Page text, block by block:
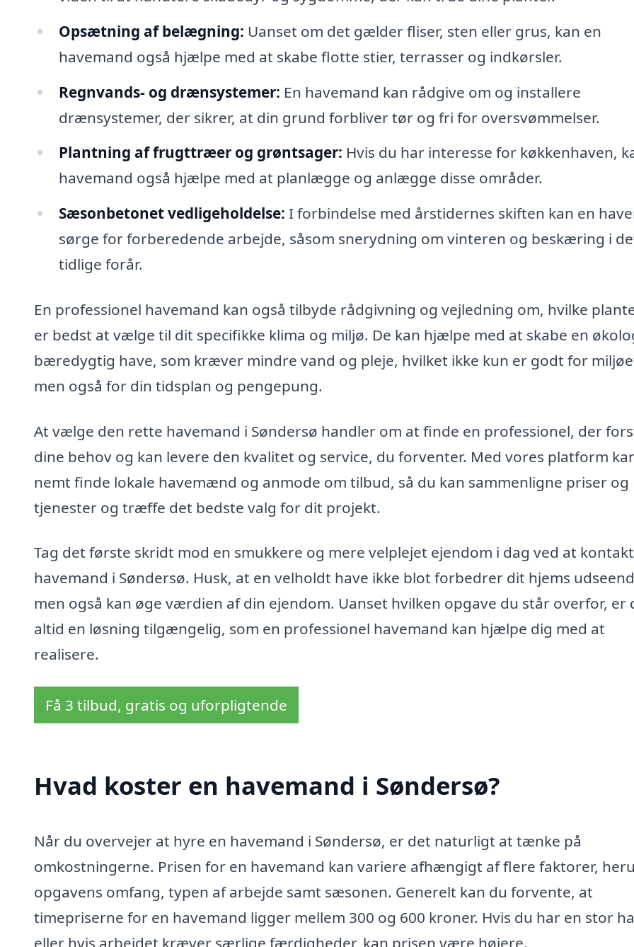
Opsætning af belægning: Uanset om det gælder fliser, sten eller grus, kan en
havemand også hjælpe med at skabe flotte stier, terrasser og indkørsler.
Regnvands- og drænsystemer: En havemand kan rådgive om og installere
drænsystemer, der sikrer, at din grund forbliver tør og fri for oversvømmelser.
Plantning af frugttræer og grøntsager: Hvis du har interesse for køkkenhaven,
havemand også hjælpe med at planlægge og anlægge disse områder.
Sæsonbetonet vedligeholdelse: I forbindelse med årstidernes skiften kan en
sørge for forberedende arbejde, såsom snerydning om vinteren og beskæring i
tidlige forår.
En professionel havemand kan også tilbyde rådgivning og vejledning om, hvilke
er bedst at vælge til dit specifikke klima og miljø. De kan hjælpe med at skabe en
bæredygtig have, som kræver mindre vand og pleje, hvilket ikke kun er godt for
men også for din tidsplan og pengepung.
At vælge den rette havemand i Søndersø handler om at finde en professionel, der
dine behov og kan levere den kvalitet og service, du forventer. Med vores platform
nemt finde lokale havemænd og anmode om tilbud, så du kan sammenligne priser og
tjenester og træffe det bedste valg for dit projekt.
Tag det første skridt mod en smukkere og mere velplejet ejendom i dag ved at
havemand i Søndersø. Husk, at en velholdt have ikke blot forbedrer dit hjems
men også kan øge værdien af din ejendom. Uanset hvilken opgave du står overfor, er
altid en løsning tilgængelig, som en professionel havemand kan hjælpe dig med at
realisere.
Få 3 tilbud, gratis og uforpligtende
Hvad koster en havemand i Søndersø?
Når du overvejer at hyre en havemand i Søndersø, er det naturligt at tænke på
omkostningerne. Prisen for en havemand kan variere afhængigt af flere faktorer,
opgavens omfang, typen af arbejde samt sæsonen. Generelt kan du forvente, at
timepriserne for en havemand ligger mellem 300 og 600 kroner. Hvis du har en stor
eller hvis arbejdet kræver særlige færdigheder, kan prisen være højere.